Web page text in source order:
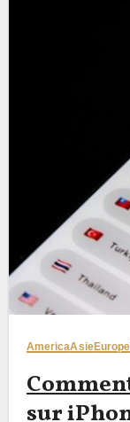
AmericaAsieEurope
sur